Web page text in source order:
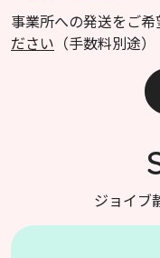
事業所への発送をご希
ださい （手数料別途）
ジョイブ